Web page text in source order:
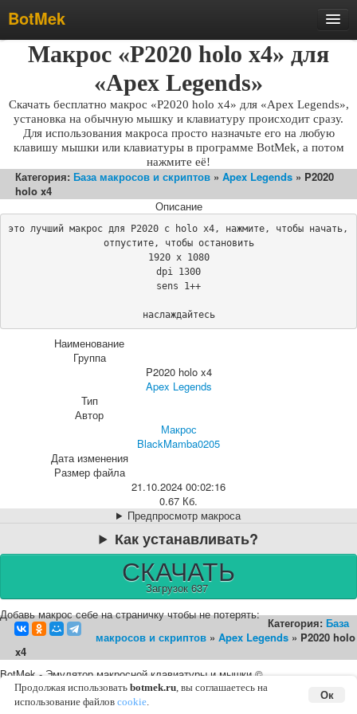
BotMek
Скачать
Обновления
Инструкция
Статьи
Бесплатные макросы
Отзывы
Макрос «P2020 holo x4» для
«Apex Legends»
Скачать бесплатно макрос «P2020 holo x4» для «Apex Legends»,
установка на обычную мышку и клавиатуру происходит сразу.
Для использования макроса просто назначьте его на любую
клавишу мышки или клавиатуры в программе BotMek, а потом
нажмите её!
Категория: База макросов и скриптов » Apex Legends » P2020
holo x4
Описание
это лучший макрос для P2020 с holo x4, нажмите, чтобы начать,
отпустите, чтобы остановить
1920 x 1080
dpi 1300
sens 1++
наслаждайтесь
Наименование
Группа
P2020 holo x4
Apex Legends
Тип
Автор
Макрос
BlackMamba0205
Дата изменения
Размер файла
21.10.2024 00:02:16
0.67 Кб.
Предпросмотр макроса
Как устанавливать?
СКАЧАТЬ
Загрузок 637
Добавь макрос себе на страничку чтобы не потерять:
Категория: База
макросов и скриптов » Apex Legends » P2020 holo
x4
BotMek - Эмулятор макросной клавиатуры и мышки ©
2016-2026 |
English
Карта сайта Соглашение с пользователем